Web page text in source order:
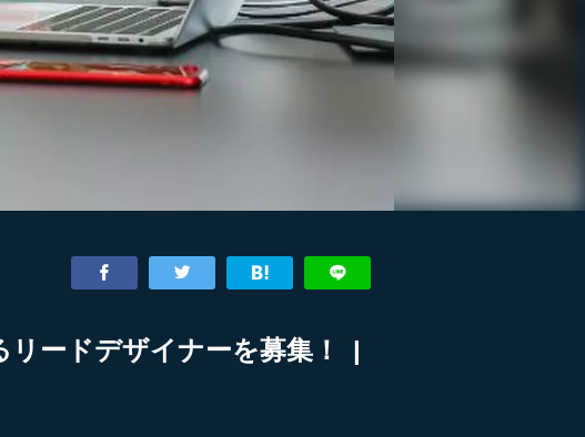
リードデザイナーを募集！ |